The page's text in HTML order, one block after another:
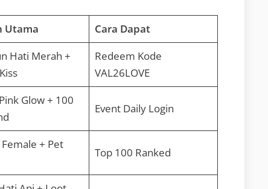
Utama Cara Dapat
Hati Merah +
Redeem Kode
VAL26LOVE
Glow + 100
Event Daily Login
+ Pet
Top 100 Ranked